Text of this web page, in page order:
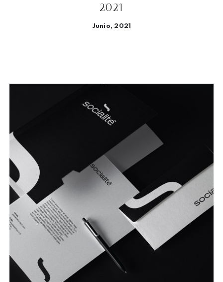
2021
Junio, 2021